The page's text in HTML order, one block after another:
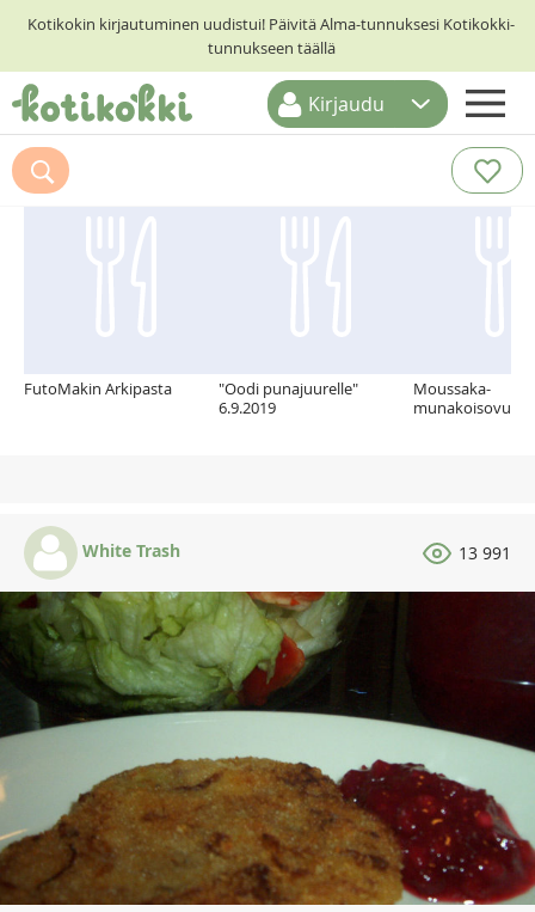
Kotikokin kirjautuminen uudistui! Päivitä Alma-tunnuksesi Kotikokki-
tunnukseen täällä
ETUSIVU
RESEPTIHAKU
Kirjaudu
Suosittelemme myös
FutoMakin Arkipasta
"Oodi punajuurelle"
6.9.2019
Moussaka-
White Trash 13 991